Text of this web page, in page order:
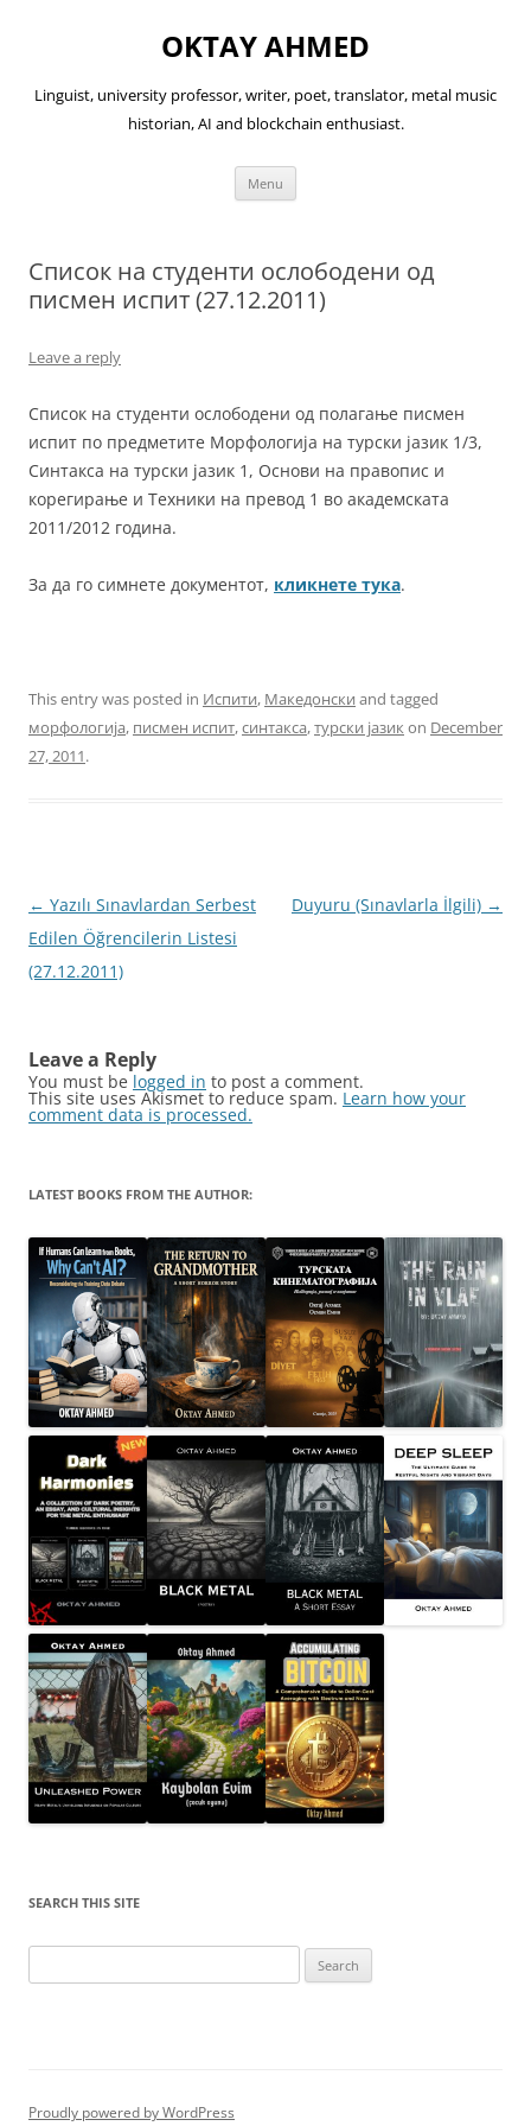
OKTAY AHMED
Linguist, university professor, writer, poet, translator, metal music
historian, AI and blockchain enthusiast.
Menu
Список на студенти ослободени од
писмен испит (27.12.2011)
Leave a reply
Список на студенти ослободени од полагање писмен
испит по предметите Морфологија на турски јазик 1/3,
Синтакса на турски јазик 1, Основи на правопис и
корегирање и Техники на превод 1 во академската
2011/2012 година.
За да го симнете документот, кликнете тука.
This entry was posted in Испити, Македонски and tagged
морфологија, писмен испит,синтакса,турски јазикon December
27, 2011.
Post
navigation
← Yazılı Sınavlardan Serbest
Edilen Öğrencilerin Listesi
(27.12.2011)
Duyuru (Sınavlarla İlgili) →
Leave a Reply
You must be logged in to post a comment.
This site uses Akismet to reduce spam. Learn how your
comment data is processed.
LATEST BOOKS FROM THE AUTHOR:
SEARCH THIS SITE
for:
Proudly powered by WordPress